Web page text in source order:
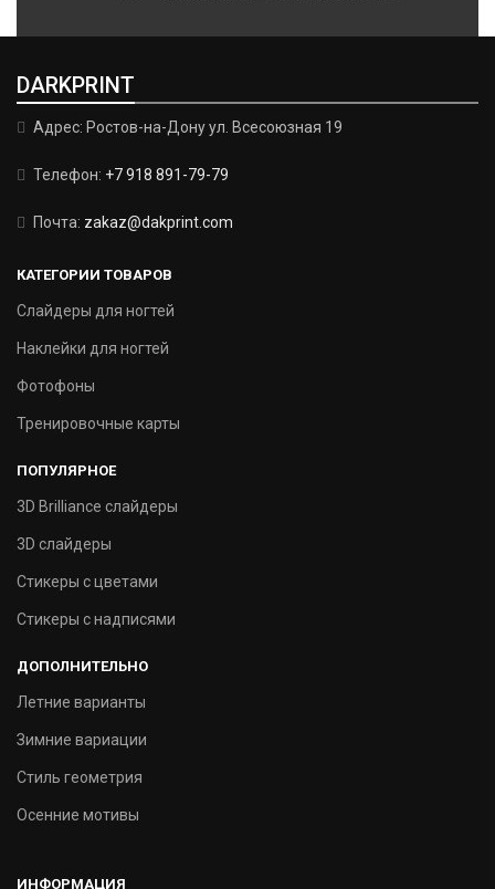
DARKPRINT
Адрес: Ростов-на-Дону ул. Всесоюзная 19
Телефон: +7 918 891-79-79
Почта: zakaz@dakprint.com
КАТЕГОРИИ ТОВАРОВ
Слайдеры для ногтей
Наклейки для ногтей
Фотофоны
Тренировочные карты
ПОПУЛЯРНОЕ
3D Brilliance слайдеры
3D слайдеры
Стикеры с цветами
Стикеры с надписями
ДОПОЛНИТЕЛЬНО
Летние варианты
Зимние вариации
Стиль геометрия
Осенние мотивы
ИНФОРМАЦИЯ